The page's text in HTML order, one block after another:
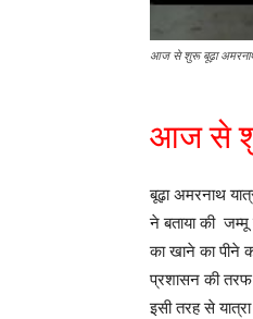
आज से शुरू बूढ़ा अमरनाथ
आज से
बूढ़ा अमरनाथ
ने बताया की
का खाने का पीने
प्रशासन की
इसी तरह से